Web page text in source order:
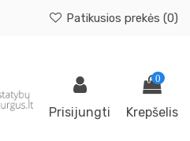
Patikusios prekės (0)
Prisijungti
0
Krepšelis